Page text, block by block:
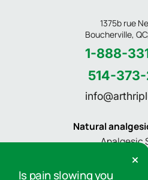
1375b rue
Boucherville,
1-888-
514-
Natural
Analgesic
Pain relief
Pain relief
Is pain slowing you